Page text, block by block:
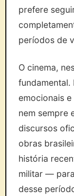
prefere
períodos de
O cinema,
fundamental.
emocionais
nem sempre
discursos
obras
história
militar —
desse